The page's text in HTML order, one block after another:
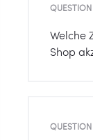
QUESTION
Welche
Shop
QUESTION